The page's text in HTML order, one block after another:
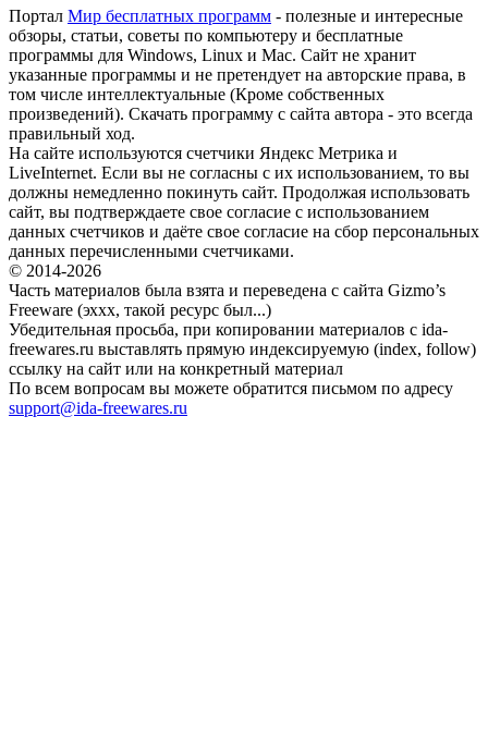
Портал Мир бесплатных программ - полезные и интересные
обзоры, статьи, советы по компьютеру и бесплатные
программы для Windows, Linux и Mac. Сайт не хранит
указанные программы и не претендует на авторские права, в
том числе интеллектуальные (Кроме собственных
произведений). Скачать программу с сайта автора - это всегда
правильный ход.
На сайте используются счетчики Яндекс Метрика и
LiveInternet. Если вы не согласны с их использованием, то вы
должны немедленно покинуть сайт. Продолжая использовать
сайт, вы подтверждаете свое согласие с использованием
данных счетчиков и даёте свое согласие на сбор персональных
данных перечисленными счетчиками.
© 2014-2026
Часть материалов была взята и переведена с сайта Gizmo’s
Freeware (эххх, такой ресурс был...)
Убедительная просьба, при копировании материалов с ida-
freewares.ru выставлять прямую индексируемую (index, follow)
ссылку на сайт или на конкретный материал
По всем вопросам вы можете обратится письмом по адресу
support@ida-freewares.ru